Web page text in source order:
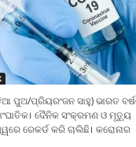
ପୁଅ/ପ୍ରିୟରଂଜନ ସାହୁ) ଭାରତ
ଦୈନିକ ସଂକ୍ରମଣ ଓ ମୃତ୍ୟୁ
ରେକର୍ଡ କରି ଚାଲିଛି। କରୋନାର